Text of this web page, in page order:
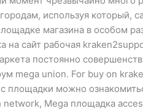
используя который,
магазина в особом
на сайт рабочая
постоянно
mega union. For buy on
площадки можно
Mega площадка